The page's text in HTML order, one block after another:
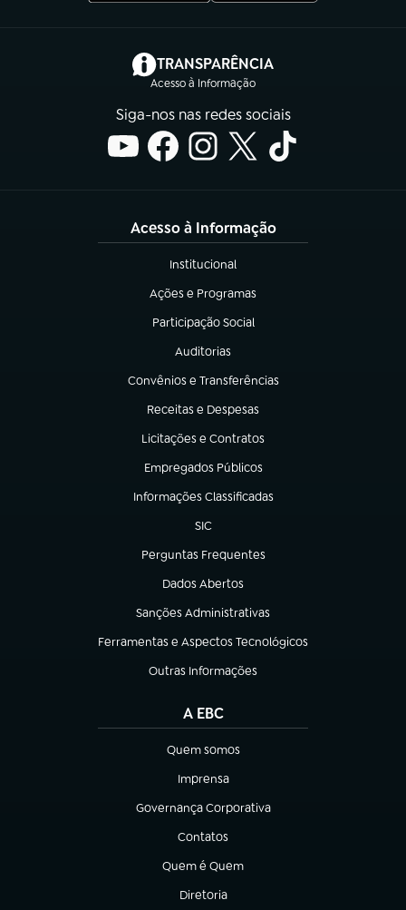
TRANSPARÊNCIA
Acesso à Informação
(abre em nova aba)
Siga-nos nas redes sociais
Acesso à Informação
Institucional
(abre em nova aba)
Ações e Programas
(abre em nova aba)
Participação Social
(abre em nova aba)
Auditorias
(abre em nova aba)
Convênios e Transferências
(abre em nova aba)
Receitas e Despesas
(abre em nova aba)
Licitações e Contratos
(abre em nova aba)
Empregados Públicos
(abre em nova aba)
Informações Classificadas
(abre em nova aba)
SIC
(abre em nova aba)
Perguntas Frequentes
(abre em nova aba)
Dados Abertos
(abre em nova aba)
Sanções Administrativas
(abre em nova aba)
Ferramentas e Aspectos Tecnológicos
(abre em nova aba)
Outras Informações
(abre em nova aba)
A EBC
Quem somos
(abre em nova aba)
Imprensa
(abre em nova aba)
Governança Corporativa
(abre em nova aba)
Contatos
(abre em nova aba)
Quem é Quem
(abre em nova aba)
Diretoria
(abre em nova aba)